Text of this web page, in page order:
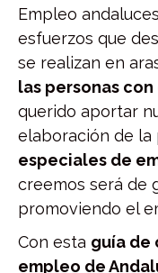
Empleo
esfuerzos que
se realizan en
las personas
querido aportar
elaboración de la
especiales de
creemos será de
promoviendo el
Con esta guía de
empleo de